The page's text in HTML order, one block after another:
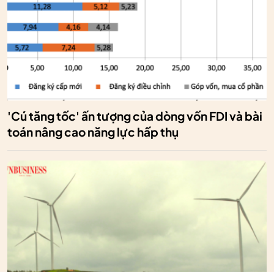
'Cú tăng tốc' ấn tượng của dòng vốn FDI và bài
toán nâng cao năng lực hấp thụ